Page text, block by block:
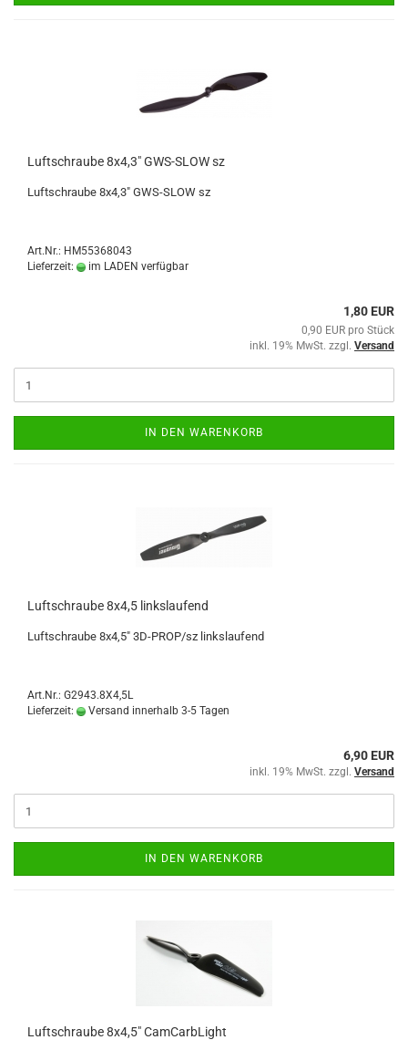
Luftschraube 8x4,3" GWS-SLOW sz
Luftschraube 8x4,3" GWS-SLOW sz
Art.Nr.: HM55368043
Lieferzeit:
im LADEN verfügbar
1,80 EUR
0,90 EUR pro Stück
inkl. 19% MwSt. zzgl. Versand
IN DEN WARENKORB
Luftschraube 8x4,5 linkslaufend
Luftschraube 8x4,5" 3D-PROP/sz linkslaufend
Art.Nr.: G2943.8X4,5L
Lieferzeit:
Versand innerhalb 3-5 Tagen
6,90 EUR
inkl. 19% MwSt. zzgl. Versand
IN DEN WARENKORB
Luftschraube 8x4,5" CamCarbLight